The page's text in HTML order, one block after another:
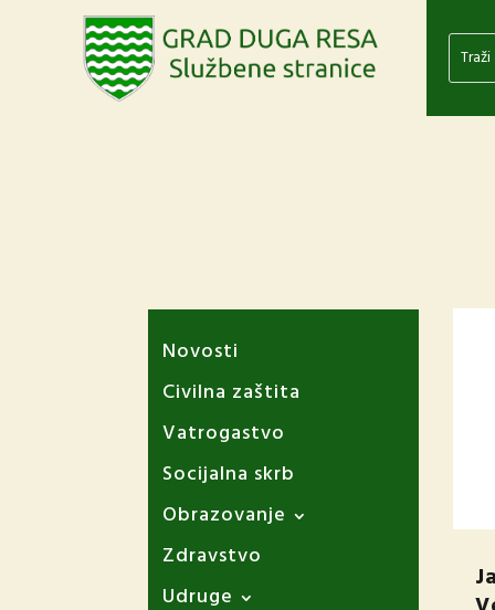
Novosti
Civilna zaštita
Vatrogastvo
Socijalna skrb
Obrazovanje
Zdravstvo
Udruge